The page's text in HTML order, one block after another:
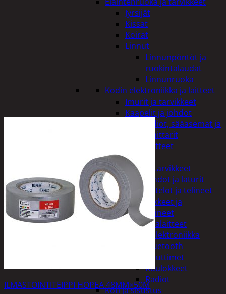
Jyrsijät
Kissat
Koirat
Linnut
Linnunpöntöt ja
ruokintalaudat
Linnunruoka
Kodin elektroniikka ja laitteet
Imurit ja tarvikkeet
Kaapelit ja johdot
Kelloradiot, sääasemat ja
lämpömittarit
Oheislaitteet
Paristot
Puhelintarvikkeet
Johdot ja laturit
Kotelot ja telineet
Tv-tarvikkeet ja
seinätelineet
Varavirtalaitteet
Viihde-elektroniikka
Bluetooth
kaiuttimet
Kuulokkeet
Radiot
Koti ja sisustus
ILMASTOINTITEIPPI HOPEA 48MM×50M